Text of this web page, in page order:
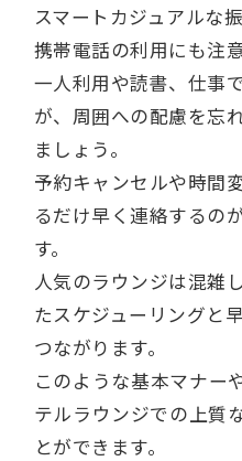
スマートカジュアルな
携帯電話の利用にも注
一人利用や読書、仕事
が、周囲への配慮を忘
ましょう。
予約キャンセルや時間
るだけ早く連絡するの
す。
人気のラウンジは混雑
たスケジューリングと
つながります。
このような基本マナー
テルラウンジでの上質
とができます。